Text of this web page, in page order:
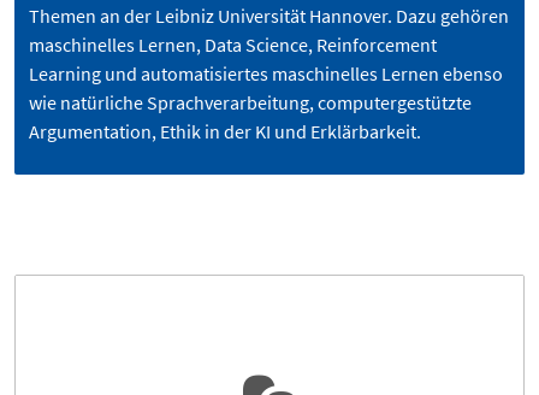
Themen an der Leibniz Universität Hannover. Dazu gehören
maschinelles Lernen, Data Science, Reinforcement
Learning und automatisiertes maschinelles Lernen ebenso
wie natürliche Sprachverarbeitung, computergestützte
Argumentation, Ethik in der KI und Erklärbarkeit.